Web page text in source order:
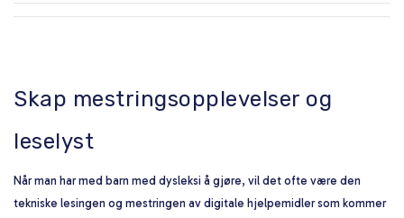
Skap mestringsopplevelser og
leselyst
Når man har med barn med dysleksi å gjøre, vil det ofte være den
tekniske lesingen og mestringen av digitale hjelpemidler som kommer